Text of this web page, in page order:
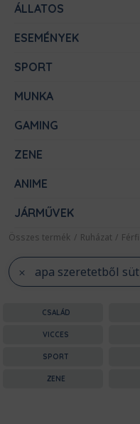
ÁLLATOS
ESEMÉNYEK
SPORT
MUNKA
GAMING
ZENE
ANIME
JÁRMŰVEK
Összes termék / Ruházat / Férfi
apa szeretetből süt
CSALÁD
VICCES
SPORT
ZENE